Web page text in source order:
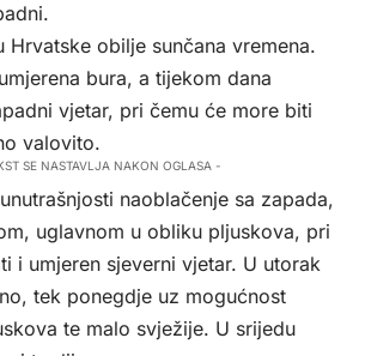
Hrvatske obilje sunčana vremena.
bura, a tijekom dana
vjetar, pri čemu će more biti
valovito.
SE NASTAVLJA NAKON OGLASA -
naoblačenje sa zapada,
uglavnom u obliku pljuskova, pri
i umjeren sjeverni vjetar. U utorak
tek ponegdje uz mogućnost
te malo svježije. U srijedu